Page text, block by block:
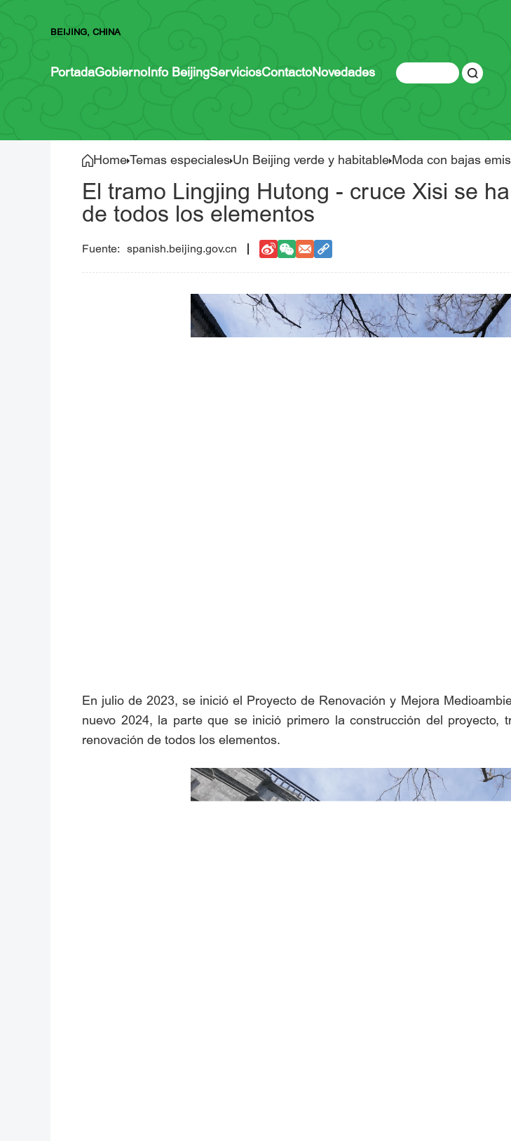
BEIJING, CHINA
PortadaGobiernoInfo BeijingServiciosContactoNovedades
HomeTemas especiales Un Beijing verde y habitable Moda con bajas
El tramo Lingjing Hutong - cruce Xisi se
de todos los elementos
spanish.beijing.gov.cn
En julio de 2023, se inició el Proyecto de Renovación y Mejora
nuevo 2024, la parte que se inició primero la construcción del
renovación de todos los elementos.